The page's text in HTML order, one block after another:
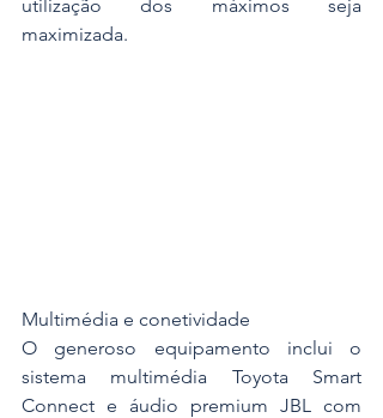
utilização dos máximos seja
maximizada.
Multimédia e conetividade
O generoso equipamento inclui o
sistema multimédia Toyota Smart
Connect e áudio premium JBL com